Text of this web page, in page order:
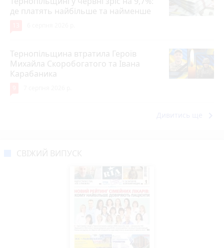
де платять найбільше та найменше
Тернопільщина втратила Героїв
Михайла Скоробогатого та Івана
Карабаника